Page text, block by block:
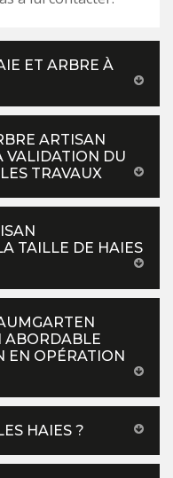
ET ARBRE À
ARTISAN
VALIDATION DU
TRAVAUX
TAILLE DE HAIES
ABORDABLE
EN OPÉRATION
HAIES ?